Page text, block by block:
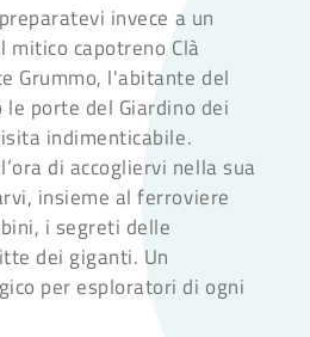
invece a un
mitico capotreno Clà
Grummo, l'abitante del
le porte del Giardino dei
indimenticabile.
di accogliervi nella sua
insieme al ferroviere
i segreti delle
dei giganti. Un
per esploratori di ogni